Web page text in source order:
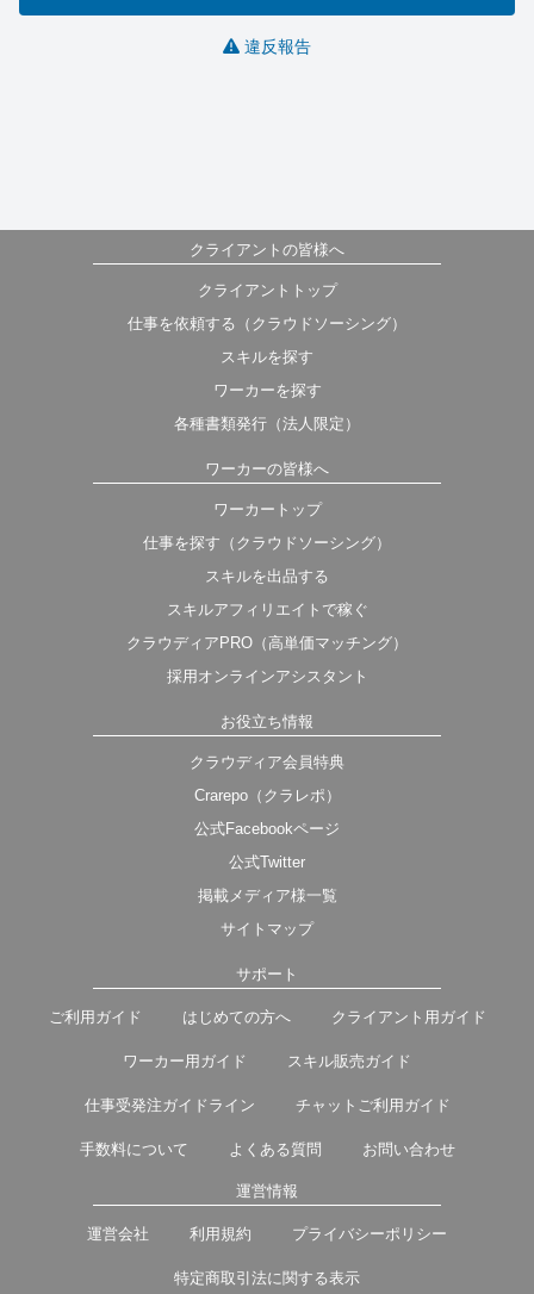
違反報告
クライアントの皆様へ
クライアントトップ
仕事を依頼する（クラウドソーシング）
スキルを探す
ワーカーを探す
各種書類発行（法人限定）
ワーカーの皆様へ
ワーカートップ
仕事を探す（クラウドソーシング）
スキルを出品する
スキルアフィリエイトで稼ぐ
クラウディアPRO（高単価マッチング）
採用オンラインアシスタント
お役立ち情報
クラウディア会員特典
Crarepo（クラレポ）
公式Facebookページ
公式Twitter
掲載メディア様一覧
サイトマップ
サポート
ご利用ガイド はじめての方へ クライアント用ガイド
ワーカー用ガイド スキル販売ガイド
仕事受発注ガイドライン チャットご利用ガイド
手数料について よくある質問 お問い合わせ
運営情報
運営会社 利用規約 プライバシーポリシー
特定商取引法に関する表示